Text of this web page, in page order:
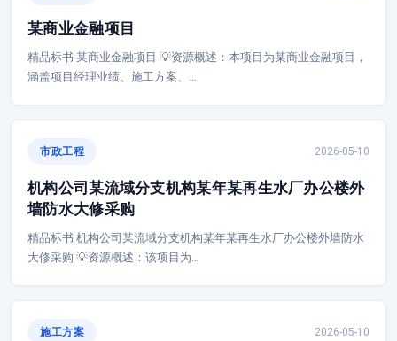
某商业金融项目
精品标书 某商业金融项目 💡资源概述：本项目为某商业金融项目，
涵盖项目经理业绩、施工方案、…
市政工程 2026-05-10
机构公司某流域分支机构某年某再生水厂办公楼外
墙防水大修采购
精品标书 机构公司某流域分支机构某年某再生水厂办公楼外墙防水
大修采购 💡资源概述：该项目为…
施工方案 2026-05-10